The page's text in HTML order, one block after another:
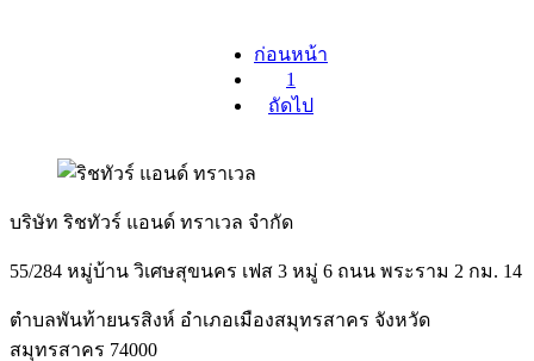
ก่อนหน้า
1
ถัดไป
บริษัท ริชทัวร์ แอนด์ ทราเวล จำกัด
55/284 หมู่บ้าน วิเศษสุขนคร เฟส 3 หมู่ 6 ถนน พระราม 2 กม. 14
ตำบลพันท้ายนรสิงห์ อำเภอเมืองสมุทรสาคร จังหวัด
สมุทรสาคร 74000